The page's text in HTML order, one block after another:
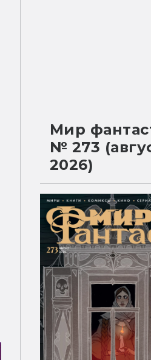
Мир
№ 273
2026)